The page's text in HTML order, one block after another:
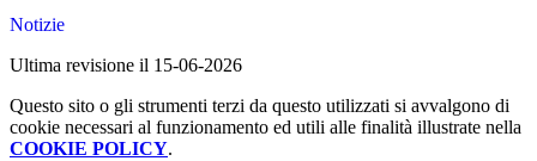
Notizie
Ultima revisione il 15-06-2026
Questo sito o gli strumenti terzi da questo utilizzati si avvalgono di
cookie necessari al funzionamento ed utili alle finalità illustrate nella
COOKIE POLICY.